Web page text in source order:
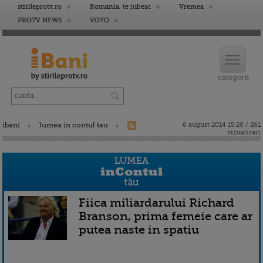
stirileprotv.ro Romania, te iubesc
Vremea
PROTV NEWS
VOYO
ibani lumea in contul tau
6 august 2014 15:20 / 261
vizualizari
Fiica miliardarului Richard
Branson, prima femeie care ar
putea naste in spatiu